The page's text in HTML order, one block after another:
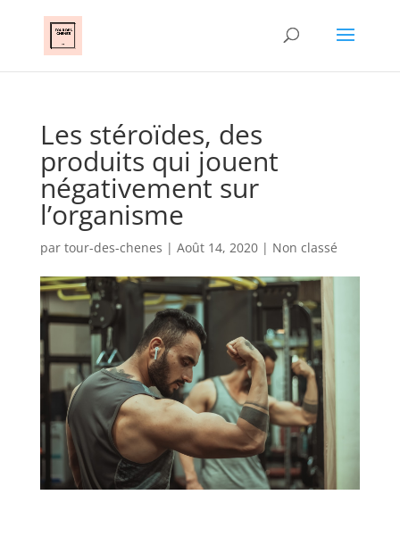
Les stéroïdes, des
produits qui jouent
négativement sur
l’organisme
par tour-des-chenes | Août 14, 2020| Non classé